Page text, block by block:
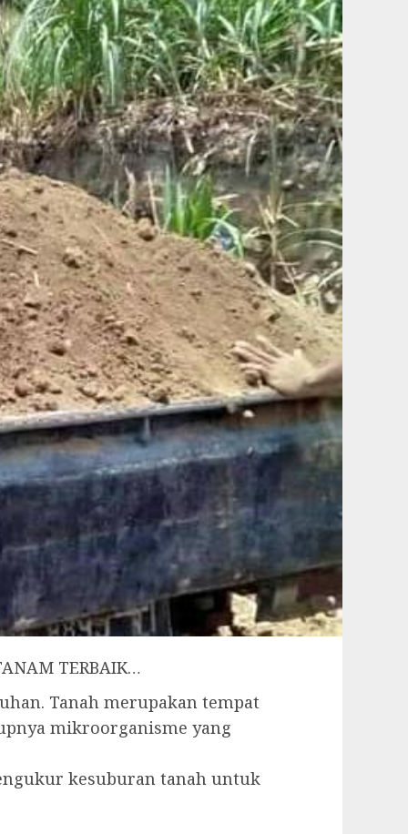
TERBAIK…
Tanah merupakan tempat
mikroorganisme yang
kesuburan tanah untuk